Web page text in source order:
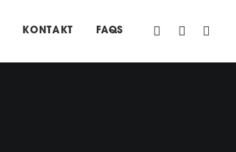
KONTAKT FAQS